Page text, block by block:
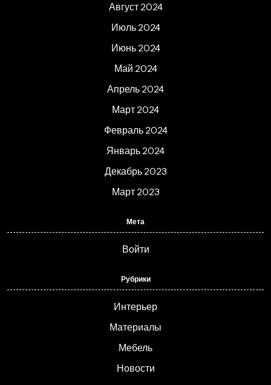
Август 2024
Июль 2024
Июнь 2024
Май 2024
Апрель 2024
Март 2024
Февраль 2024
Январь 2024
Декабрь 2023
Март 2023
Мета
Войти
Рубрики
Интерьер
Материалы
Мебель
Новости